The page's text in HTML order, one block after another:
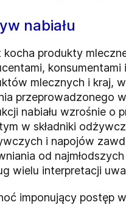
nabiału
kocha produkty
mlecznych i kraj,
przeprowadzonego
nabiału wzrośnie o
w składniki
i napojów
od
wielu interpretacji
imponujący postęp